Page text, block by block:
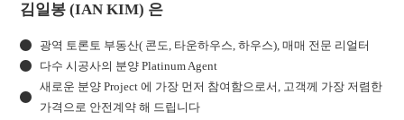
김일봉 (IAN KIM) 은
광역 토론토 부동산( 콘도, 타운하우스, 하우스), 매매 전문 리얼터
다수 시공사의 분양 Platinum Agent
새로운 분양 Project 에 가장 먼저 참여함으로서, 고객께 가장 저렴한
가격으로 안전계약 해 드립니다